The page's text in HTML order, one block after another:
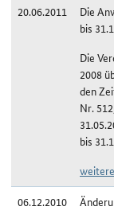
20.06.2011
Die
bis
Die
2008
den
Nr.
bis
06.12.2010